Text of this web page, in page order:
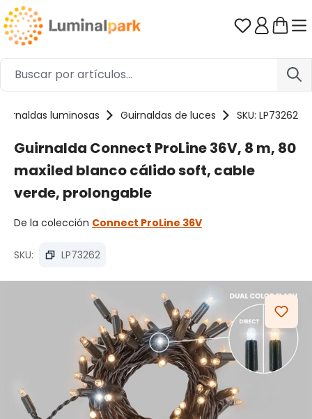
Saltar al contenido principal Tienes 0
luminosas Guirnaldas de luces SKU: LP73262
Guirnalda Connect ProLine 36V, 8 m, 80
maxiled blanco cálido soft, cable
verde, prolongable
De la colección Connect ProLine 36V
SKU: LP73262